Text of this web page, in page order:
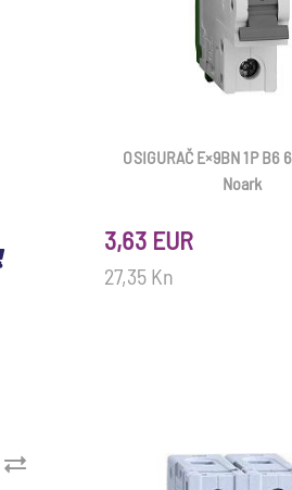
OSIGURAČ E×9BN 1P B6
Noark
27,35 Kn
3,63 EUR